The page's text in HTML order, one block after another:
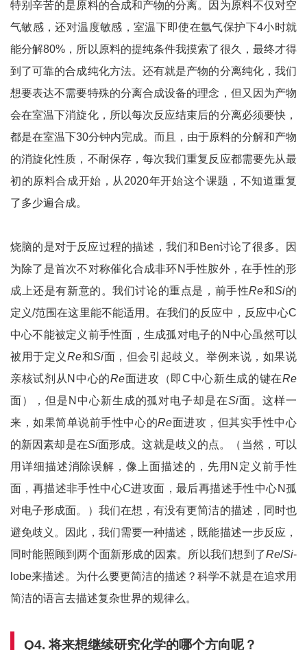
特别辛苦的是原料的合成和产物的分离。因为原料不仅对空
气敏感，还对温度敏感，室温下即使在氩气保护下4小时就
能分解80%，所以原料的提纯条件我摸索了很久，最终才得
到了可靠的合成纯化方法。还有就是产物的分离纯化，我们
想要表达不需要特殊的分离合成设备的理念，但又因为产物
会在室温下消旋化，所以每次反应结束后的分离必须要快，
都是在室温下30分钟内完成。而且，由于原料的分解和产物
的消旋化性质，不耐保存，每次我们重复反应都需要先从最
初的原料合成开始，从2020年开始这个课题，不知道重复
了多少遍合成。
烧脑的是对于反应过程的描述，我们和Ben讨论了很多。因
为除了是首次不对称催化合成非环N手性胺外，在手性的形
成上还是有新意的。我们讨论的重点是，前手性Re和Si的
定义/范围在这里能不能适用。在我们的反应中，反应中心C
中心不能被定义前手性面，生成孤对电子的N中心虽然可以
被用于定义 Re和Si面，但会引起歧义。举例来说，如果说
亲核试剂从N中心的Re面进攻（即C中心新生成的键在Re
面），但是N中心新生成的孤对电子却是在Si面。这样一
来，如果简单说前手性中心的Re面进攻，但其实手性中心
的新因素却是在Si面形成。这就是歧义的点。（当然，可以
用详细描述消除误解，像上面描述的，先用N定义前手性
面，再描述非手性中心C进攻面，最后再描述手性中心N孤
对电子形成面。）我们在想，有没有更简洁的描述，同时也
避免歧义。因此，我们需要一种描述，既能描述一步反应，
同时能照顾到两个面新形成的因素。所以我们想到了Re/Si-
lobe来描述。为什么要更简洁的描述？科学不就是在追求用
简洁的语言去描述复杂世界的规律么。
Q4.将来想继续研究化学的哪个方向呢？